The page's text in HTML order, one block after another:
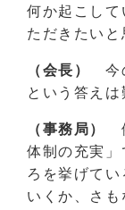
何か起こし
ただきたいと
（会長）
今
という答えは
（事務局）
体制の充実」
ろを挙げて
いくか、さ